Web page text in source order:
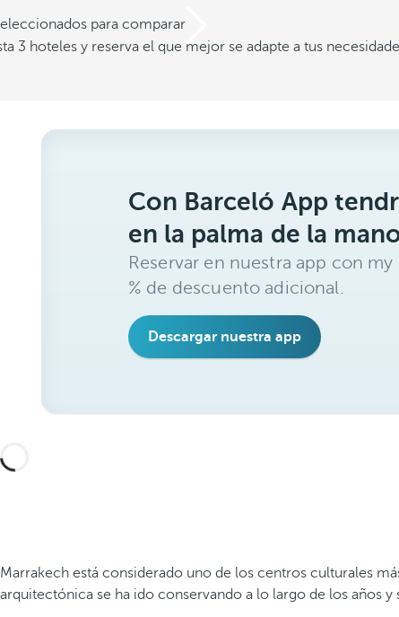
para comparar
3 hoteles y reserva el que mejor se adapte a tus
Con Barceló App
en la palma de la
Reservar en nuestra app con
% de descuento adicional.
Descargar nuestra app
Marrakech está considerado uno de los centros culturales
arquitectónica se ha ido conservando a lo largo de los años